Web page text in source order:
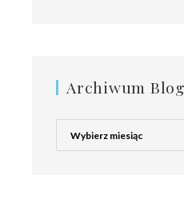
Archiwum
Archiwum
Blogu